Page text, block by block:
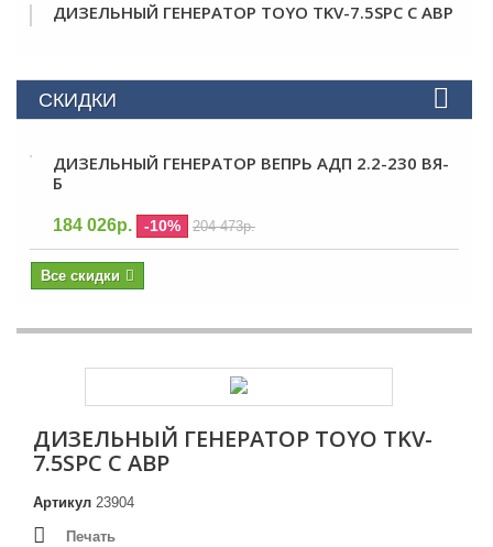
ДИЗЕЛЬНЫЙ ГЕНЕРАТОР TOYO TKV-7.5SPC С АВР
СКИДКИ
ДИЗЕЛЬНЫЙ ГЕНЕРАТОР ВЕПРЬ АДП 2.2-230 ВЯ-
Б
184 026р. -10% 204 473р.
Все скидки
ДИЗЕЛЬНЫЙ ГЕНЕРАТОР TOYO TKV-
7.5SPC С АВР
Артикул 23904
Печать